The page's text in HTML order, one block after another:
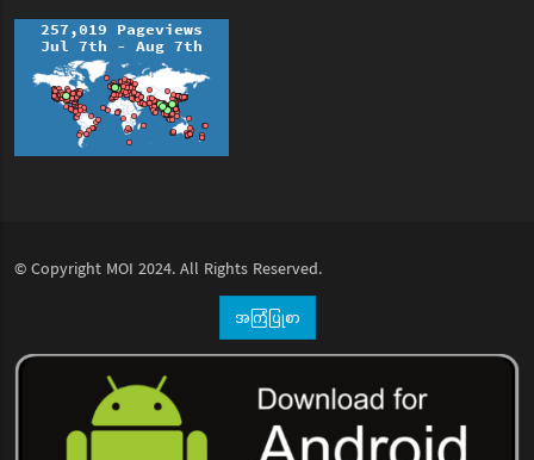
© Copyright MOI 2024. All Rights Reserved.
အကြံပြုစာ